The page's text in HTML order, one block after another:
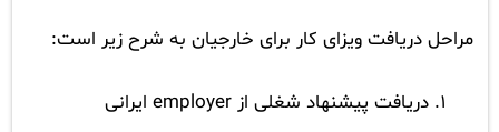
مراحل دریافت ویزای کار برای خارجیان به شرح زیر است:
دریافت پیشنهاد شغلی از employer ایرانی